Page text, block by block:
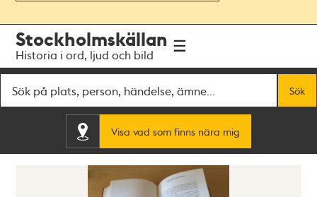
navigationen
huvudinnehållet
Stockholmskällan
Historia i ord, ljud och bild
Sök
Visa vad som finns nära mig